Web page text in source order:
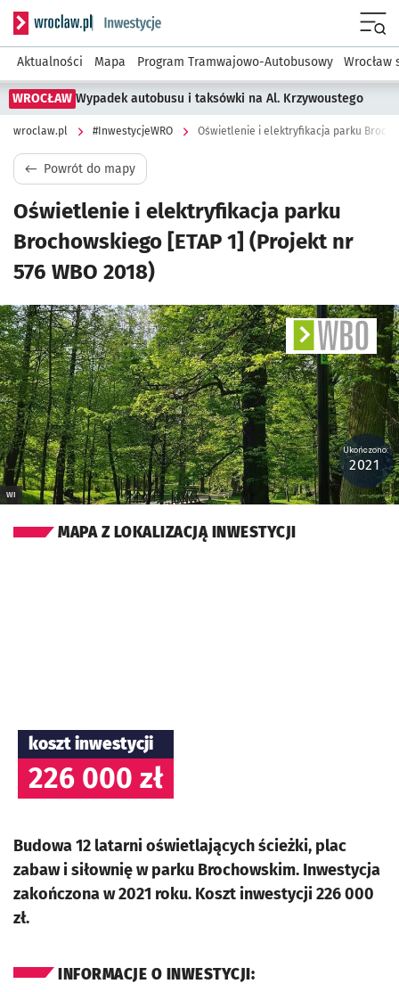
Serwis informacyjny wroclaw.pl podserwis:
Aktualności Mapa Program Tramwajowo-Autobusowy Wrocław
WROCŁAW Wypadek autobusu i taksówki na Al. Krzywoustego
wroclaw.pl #InwestycjeWRO
Powrót do mapy
Oświetlenie i elektryfikacja parku
Brochowskiego [ETAP 1] (Projekt nr
576 WBO 2018)
WI
Ukończono:
2021
MAPA Z LOKALIZACJĄ INWESTYCJI
koszt inwestycji
226 000 zł
Budowa 12 latarni oświetlających ścieżki, plac
zabaw i siłownię w parku Brochowskim. Inwestycja
zakończona w 2021 roku. Koszt inwestycji 226 000
zł.
INFORMACJE O INWESTYCJI: